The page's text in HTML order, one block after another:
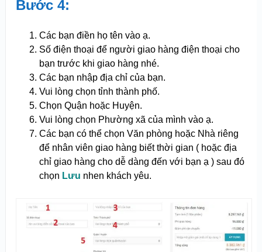
Bước 4:
Các bạn điền họ tên vào ạ.
Số điện thoại để người giao hàng điện thoại cho
bạn trước khi giao hàng nhé.
Các bạn nhập địa chỉ của bạn.
Vui lòng chọn tỉnh thành phố.
Chọn Quận hoặc Huyện.
Vui lòng chọn Phường xã của mình vào ạ.
Các bạn có thể chọn Văn phòng hoặc Nhà riêng
để nhân viên giao hàng biết thời gian ( hoặc địa
chỉ giao hàng cho dễ dàng đến với bạn ạ ) sau đó
chọn Lưu nhen khách yêu.